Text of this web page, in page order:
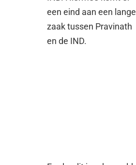
een eind aan een lange
zaak tussen Pravinath
en de IND.